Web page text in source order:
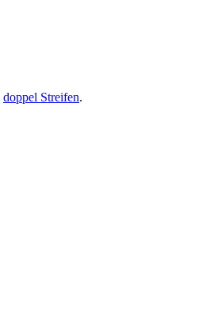
doppel Streifen.